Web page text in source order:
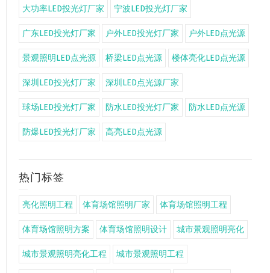
大功率LED投光灯厂家 宁波LED投光灯厂家
广东LED投光灯厂家 户外LED投光灯厂家 户外LED点光源
景观照明LED点光源 桥梁LED点光源 楼体亮化LED点光源
深圳LED投光灯厂家 深圳LED点光源厂家
球场LED投光灯厂家 防水LED投光灯厂家 防水LED点光源
防爆LED投光灯厂家 高亮LED点光源
热门标签
亮化照明工程 体育场馆照明厂家 体育场馆照明工程
体育场馆照明方案 体育场馆照明设计 城市景观照明亮化
城市景观照明亮化工程 城市景观照明工程